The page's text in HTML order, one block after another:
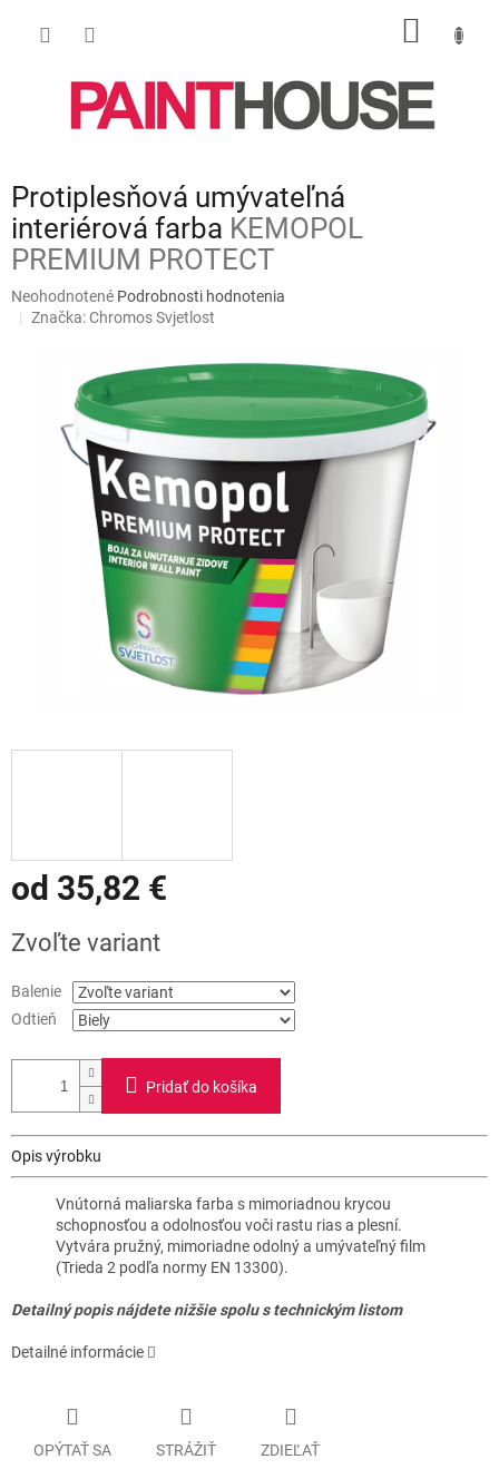
Protiplesňová umývateľná
interiérová farba KEMOPOL
PREMIUM PROTECT
Priemerné
hodnotenie
hviezdičiek.
Neohodnotené Podrobnosti hodnotenia
Značka:Chromos Svjetlost
od 35,82 €
cena:
Zvoľte variant
Balenie
Odtieň
Pridať do košíka
Opis výrobku
Vnútorná maliarska farba s mimoriadnou krycou
schopnosťou a odolnosťou voči rastu rias a plesní.
Vytvára pružný, mimoriadne odolný a umývateľný film
(Trieda 2 podľa normy EN 13300).
Detailný popis nájdete nižšie spolu s technickým listom
Detailné informácie
OPÝTAŤ SA STRÁŽIŤ ZDIEĽAŤ